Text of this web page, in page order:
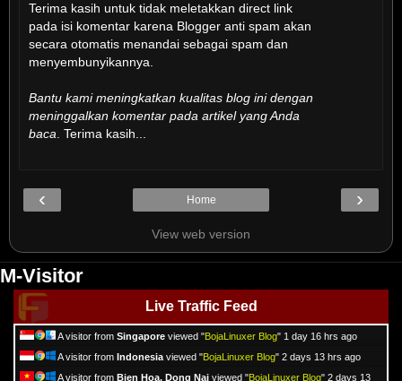
Terima kasih untuk tidak meletakkan direct link
pada isi komentar karena Blogger anti spam akan
secara otomatis menandai sebagai spam dan
menyembunyikannya.
Bantu kami meningkatkan kualitas blog ini dengan
meninggalkan komentar pada artikel yang Anda
baca. Terima kasih...
‹ ›
Home
View web version
M-Visitor
Live Traffic Feed
A visitor from Singapore viewed "BojaLinuxer Blog" 1 day 16 hrs ago
A visitor from Indonesia viewed "BojaLinuxer Blog" 2 days 13 hrs ago
A visitor from Bien Hoa, Dong Nai viewed "BojaLinuxer Blog" 2 days 13